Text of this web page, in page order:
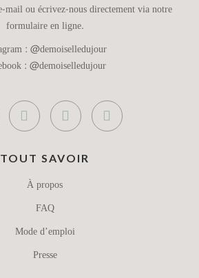
mail ou écrivez-nous directement via notre
formulaire en ligne.
:@demoiselledujour
:@demoiselledujour
TOUT SAVOIR
À propos
FAQ
Mode d’emploi
Presse